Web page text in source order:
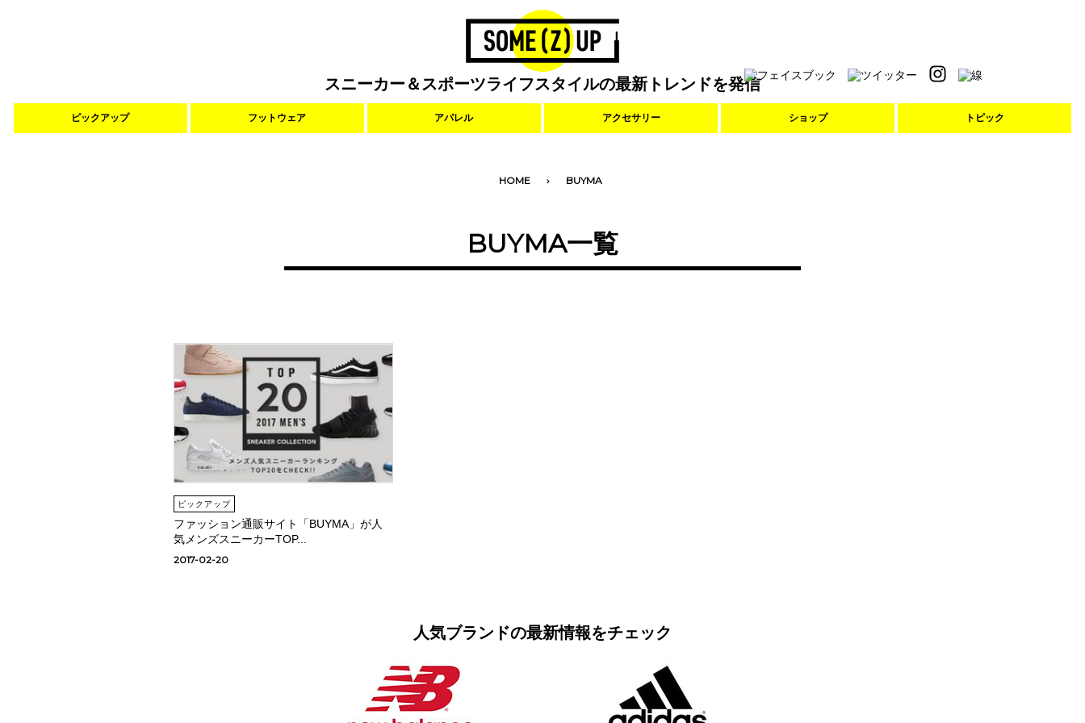
スニーカー＆スポーツライフスタイルの最新トレンドを発信
ピックアップ フットウェア アパレル アクセサリー ショップ トピック
HOME BUYMA
BUYMA一覧
ピックアップ
ファッション通販サイト「BUYMA」が人
気メンズスニーカーTOP...
2017-02-20
人気ブランドの最新情報をチェック